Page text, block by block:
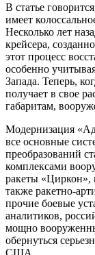
В статье
имеет
Несколько лет
крейсера,
этот процесс
особенно
Запада. Теперь,
получает в свое
габаритам,
Модернизация
все основные
преобразований
комплексами
ракеты «Циркон»,
также ракетно-
прочие боевые
аналитиков,
мощно
обернуться
США.